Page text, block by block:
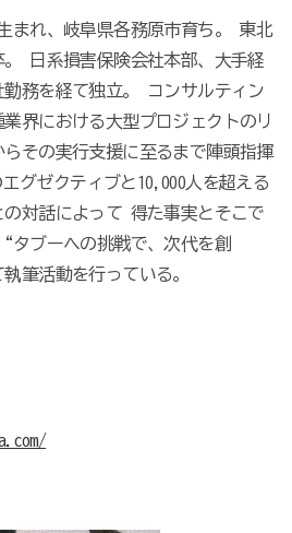
まれ、岐阜県各務原市育ち。 東北
日系損害保険会社本部、大手経
務を経て独立。 コンサルティン
界における大型プロジェクトのリ
その実行支援に至るまで陣頭指揮
グゼクティブと10,000人を超える
の対話によって 得た事実とそこで
ブーへの挑戦で、次代を創
筆活動を行っている。